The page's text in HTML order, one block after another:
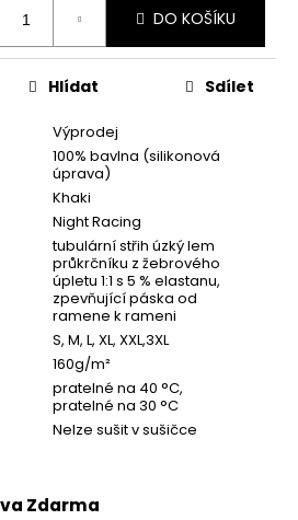
DO KOŠÍKU
Výprodej
100% bavlna (silikonová
úprava)
Khaki
Night Racing
tubulární střih úzký lem
průkrčníku z žebrového
úpletu 1:1 s 5 % elastanu,
zpevňující páska od
ramene k rameni
S, M, L, XL, XXL,3XL
160g/m²
pratelné na 40 °C,
pratelné na 30 °C
Nelze sušit v sušičce
Hlídat Sdílet
Zdarma